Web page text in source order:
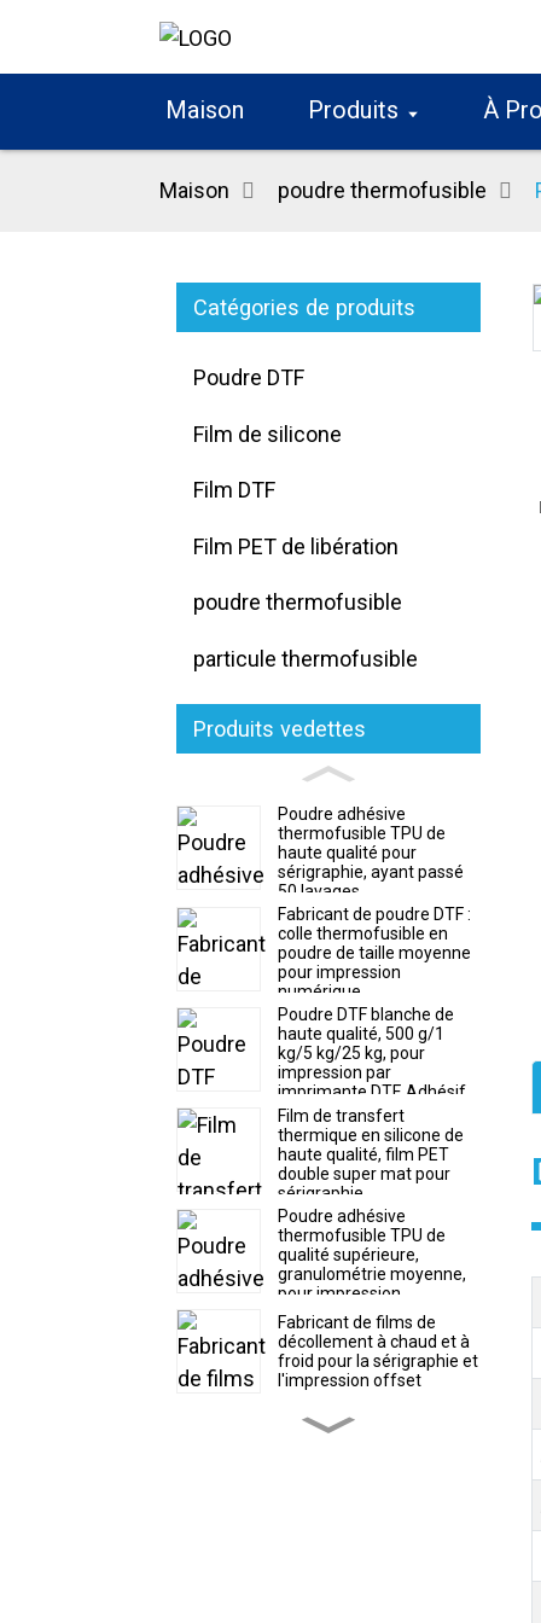
Maison Produits À
Maison poudre thermofusible
Catégories de produits
Poudre DTF
Film de silicone
Film DTF
Film PET de libération
poudre thermofusible
particule thermofusible
Produits vedettes
Poudre adhésive
thermofusible TPU de
haute qualité pour
sérigraphie, ayant passé
50 lavages.
Fabricant de poudre DTF :
colle thermofusible en
poudre de taille moyenne
pour impression
numérique
Poudre DTF blanche de
haute qualité, 500 g/1
kg/5 kg/25 kg, pour
impression par
imprimante DTF. Adhésif
thermofusible souple.
Film de transfert
thermique en silicone de
haute qualité, film PET
double super mat pour
sérigraphie
Poudre adhésive
thermofusible TPU de
qualité supérieure,
granulométrie moyenne,
pour impression
numérique
Fabricant de films de
décollement à chaud et à
froid pour la sérigraphie et
l'impression offset
Film silicone brillant, film